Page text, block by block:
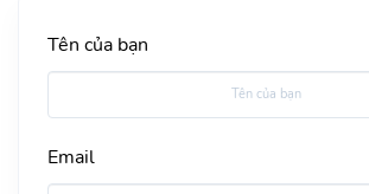
Tên của bạn
Email